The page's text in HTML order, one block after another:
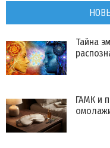
Тайна
ГАМК и